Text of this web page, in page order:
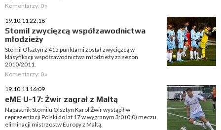
Komentarzy: 0 »
19.10.11 22:18
Stomil zwycięzcą współzawodnictwa
młodzieży
Stomil Olsztyn z 415 punktami został zwycięzcą w
klasyfikacji współzawodnictwa młodzieży za sezon
2010/2011.
Komentarzy: 0 »
19.10.11 16:09
eME U-17: Żwir zagrał z Maltą
Napastnik Stomilu Olsztyn Karol Żwir wystąpił w
reprezentacji Polski do lat 17 w wygranym 3:0 (0:0) meczu
eliminacji mistrzostw Europy z Maltą.